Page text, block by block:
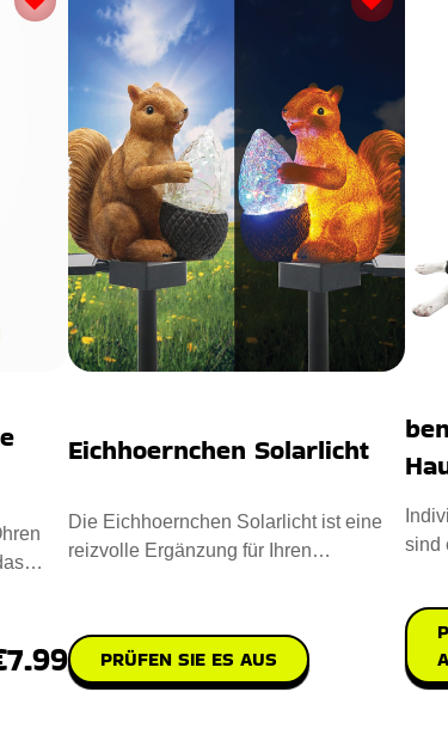
Eichhoernchen Solarlicht
Die Eichhoernchen Solarlicht ist eine
reizvolle Ergänzung für Ihren
PRÜFEN SIE ES AUS
sind